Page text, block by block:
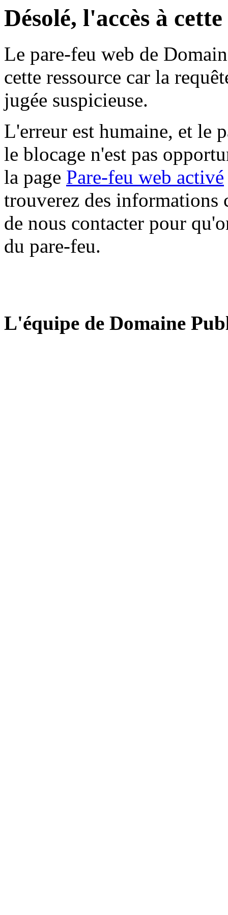
Désolé, l'accès à
Le pare-feu web de
cette ressource car la
jugée suspicieuse.
L'erreur est humaine, et le
le blocage n'est pas
la page Pare-feu web activé
trouverez des informations
de nous contacter pour
du pare-feu.
L'équipe de Domaine